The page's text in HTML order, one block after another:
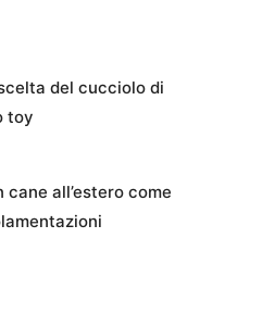
del cucciolo di
toy
cane all’estero come